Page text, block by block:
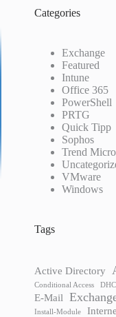
Categories
Exchange
Featured
Intune
Office 365
PowerShell
PRTG
Quick Tipp
Sophos
Trend Micro
VMware
Windows
Tags
Active Directory
Conditional Access
E-Mail
Install-Module